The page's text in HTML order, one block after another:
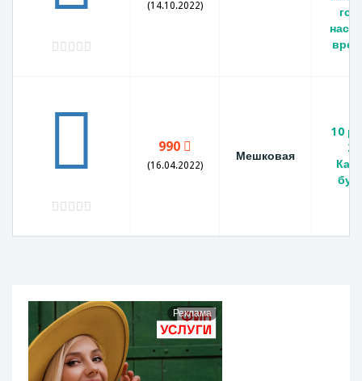
(14.10.2022)
990
(16.04.2022)
Мешковая
10
Реклама